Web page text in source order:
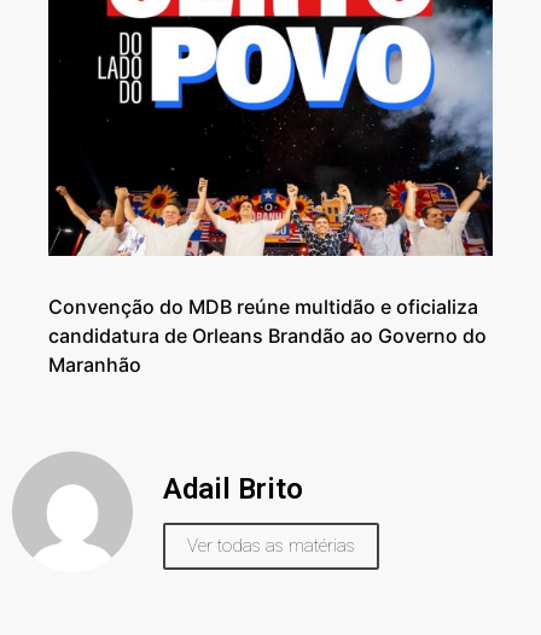
Convenção do MDB reúne multidão e oficializa
candidatura de Orleans Brandão ao Governo do
Maranhão
Adail Brito
Ver todas as matérias